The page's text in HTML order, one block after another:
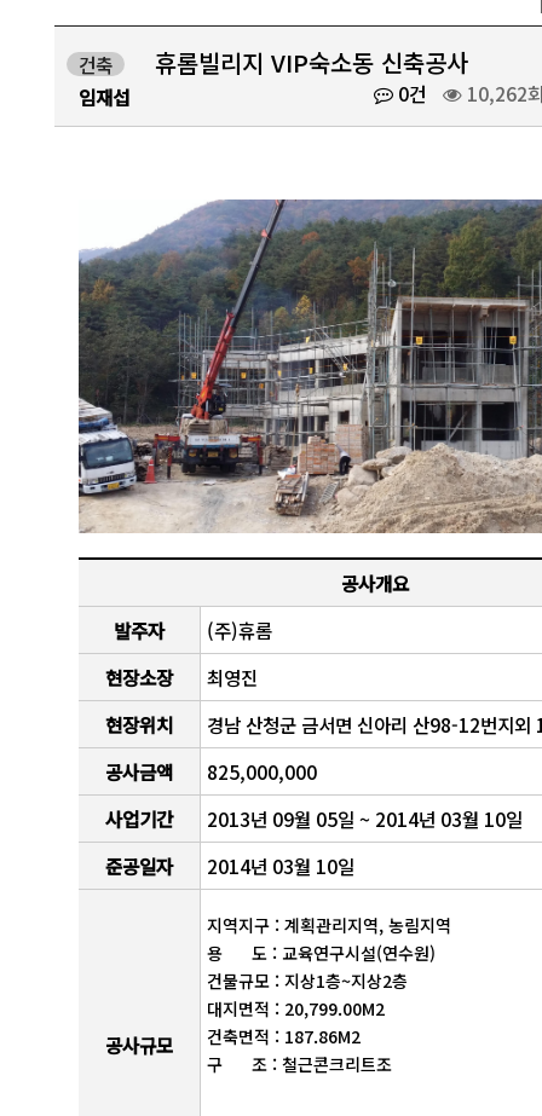
건축 휴롬빌리지 VIP숙소동 신축공사
임재섭 0건 10,262
공사개요
발주자
(주)휴롬
현장소장
최영진
현장위치
경남 산청군 금서면 신아리 산98-12번지외
공사금액
825,000,000
사업기간
2013년 09월 05일 ~ 2014년 03월 10일
준공일자
2014년 03월 10일
공사규모
지역지구 : 계획관리지역, 농림지역
용 도 : 교육연구시설(연수원)
건물규모 : 지상1층~지상2층
대지면적 : 20,799.00M2
건축면적 : 187.86M2
구 조 : 철근콘크리트조